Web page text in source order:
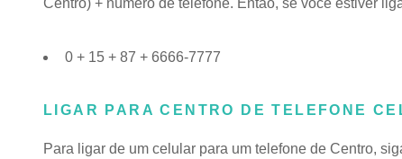
Centro) + número de telefone. Então, se você estiver
0 + 15 + 87 + 6666-7777
LIGAR PARA CENTRO DE TELEFONE
Para ligar de um celular para um telefone de Centro,